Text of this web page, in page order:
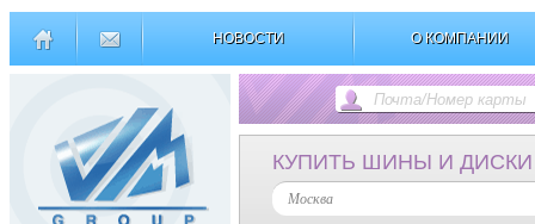
НОВОСТИ О КОМПАНИИ
КУПИТЬ ШИНЫ И ДИСКИ
Москва